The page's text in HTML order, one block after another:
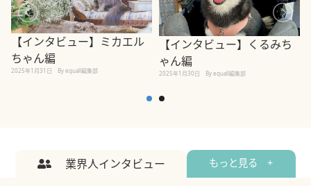
【インタビュー】ミカエル
ちゃん編
2025年1月31日 By equall編集部
【インタビュー】くるみち
ゃん編
2025年1月30日 By equall編集部
業界人インタビュー もっと見る +